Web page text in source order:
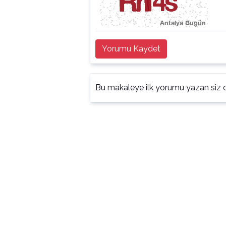
Yorumu Kaydet
Bu makaleye ilk yorumu yazan siz